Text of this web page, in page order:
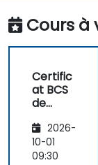
Cours à
Certific
at BCS
de
n en
Gestion
de
2026-
10-01
09:30